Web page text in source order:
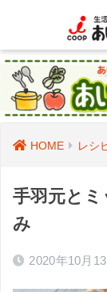
HOME レシ
手羽元と
み
2020年10月13